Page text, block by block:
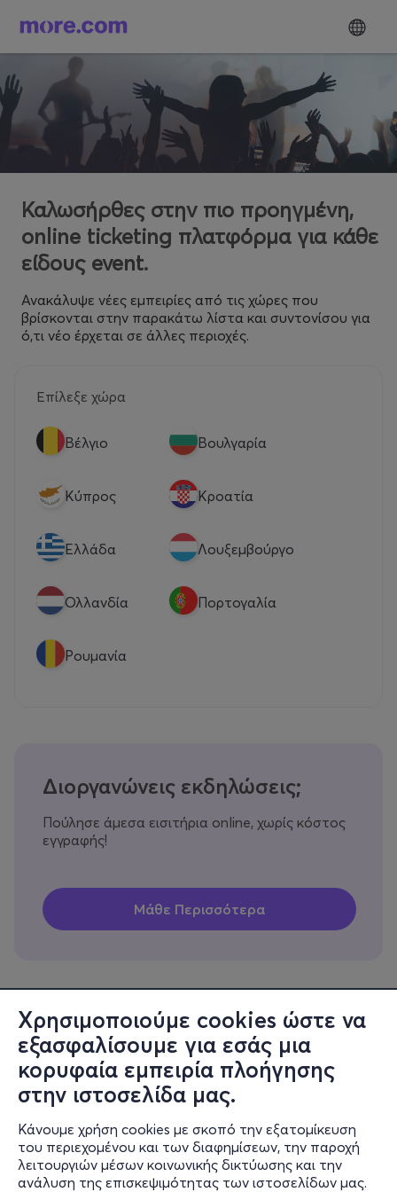
Χρησιμοποιούμε cookies ώστε να
εξασφαλίσουμε για εσάς μια
κορυφαία εμπειρία πλοήγησης
στην ιστοσελίδα μας.
Κάνουμε χρήση cookies με σκοπό την εξατομίκευση
του περιεχομένου και των διαφημίσεων, την παροχή
λειτουργιών μέσων κοινωνικής δικτύωσης και την
ανάλυση της επισκεψιμότητας των ιστοσελίδων μας.
Καλωσήρθες στην πιο προηγμένη,
online ticketing πλατφόρμα για κάθε
είδους event.
Ανακάλυψε νέες εμπειρίες από τις χώρες που
βρίσκονται στην παρακάτω λίστα και συντονίσου για
ό,τι νέο έρχεται σε άλλες περιοχές.
Επίλεξε χώρα
Βέλγιο Βουλγαρία
Κύπρος Κροατία
Eλλάδα Λουξεμβούργο
Ολλανδία Πορτογαλία
Ρουμανία
Διοργανώνεις εκδηλώσεις;
Πούλησε άμεσα εισιτήρια online, χωρίς κόστος
εγγραφής!
Πληροφορίες
Υποστήριξη
Stay Connected